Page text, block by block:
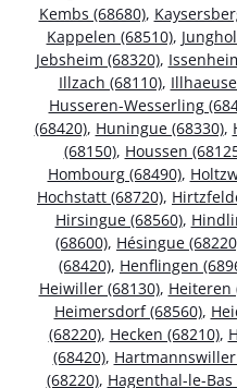
Kembs (68680),
Kappelen (68510),
Jebsheim (68320),
Illzach (68110),
Husseren-Wesserling
(68420), Huningue (68330),
(68150), Houssen
Hombourg (68490),
Hochstatt (68720),
Hirsingue (68560),
(68600), Hésingue
(68420), Henflingen
Heiwiller (68130), Heiteren
Heimersdorf (68560),
(68220), Hecken (68210),
(68420), Hartmannswiller
(68220), Hagenthal-le-Bas